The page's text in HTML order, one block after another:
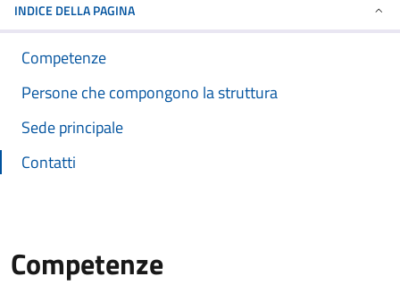
INDICE DELLA PAGINA
Competenze
Persone che compongono la struttura
Sede principale
Contatti
Competenze